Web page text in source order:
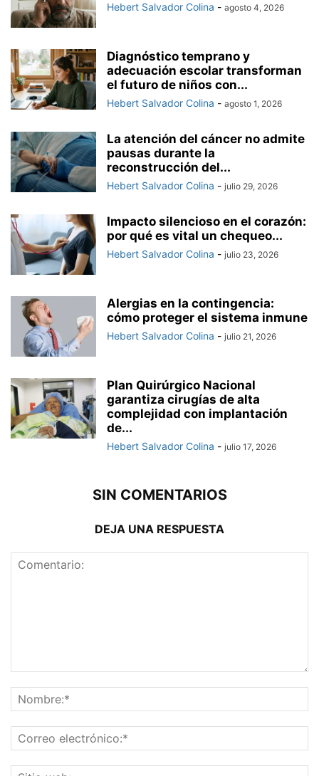
Hebert Salvador Colina - agosto 4, 2026
Diagnóstico temprano y
adecuación escolar transforman
el futuro de niños con...
Hebert Salvador Colina - agosto 1, 2026
La atención del cáncer no admite
pausas durante la
reconstrucción del...
Hebert Salvador Colina - julio 29, 2026
Impacto silencioso en el corazón:
por qué es vital un chequeo...
Hebert Salvador Colina - julio 23, 2026
Alergias en la contingencia:
cómo proteger el sistema inmune
Hebert Salvador Colina - julio 21, 2026
Plan Quirúrgico Nacional
garantiza cirugías de alta
complejidad con implantación
de...
Hebert Salvador Colina - julio 17, 2026
SIN COMENTARIOS
DEJA UNA RESPUESTA